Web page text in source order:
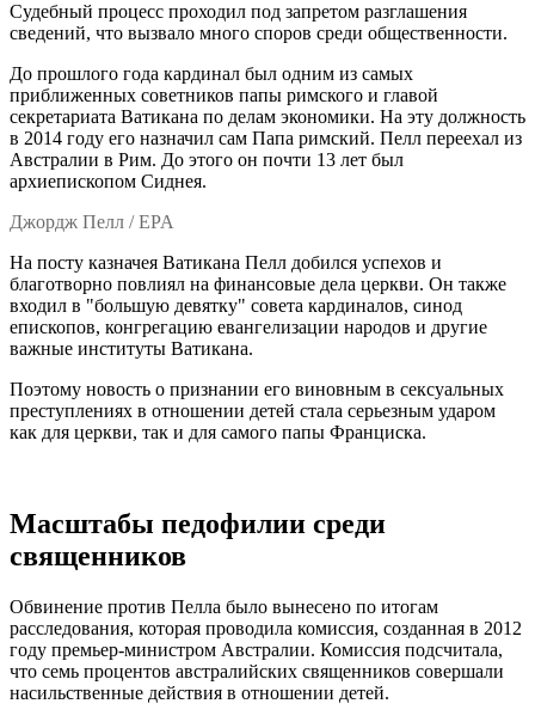
Судебный процесс проходил под запретом разглашения
сведений, что вызвало много споров среди общественности.
До прошлого года кардинал был одним из самых
приближенных советников папы римского и главой
секретариата Ватикана по делам экономики. На эту должность
в 2014 году его назначил сам Папа римский. Пелл переехал из
Австралии в Рим. До этого он почти 13 лет был
архиепископом Сиднея.
Джордж Пелл / EPA
На посту казначея Ватикана Пелл добился успехов и
благотворно повлиял на финансовые дела церкви. Он также
входил в "большую девятку" совета кардиналов, синод
епископов, конгрегацию евангелизации народов и другие
важные институты Ватикана.
Поэтому новость о признании его виновным в сексуальных
преступлениях в отношении детей стала серьезным ударом
как для церкви, так и для самого папы Франциска.
Масштабы педофилии среди
священников
Обвинение против Пелла было вынесено по итогам
расследования, которая проводила комиссия, созданная в 2012
году премьер-министром Австралии. Комиссия подсчитала,
что семь процентов австралийских священников совершали
насильственные действия в отношении детей.